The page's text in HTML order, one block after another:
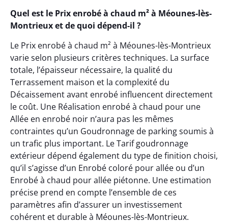
Quel est le Prix enrobé à chaud m² à Méounes-lès-
Montrieux et de quoi dépend-il ?
Le Prix enrobé à chaud m² à Méounes-lès-Montrieux
varie selon plusieurs critères techniques. La surface
totale, l’épaisseur nécessaire, la qualité du
Terrassement maison et la complexité du
Décaissement avant enrobé influencent directement
le coût. Une Réalisation enrobé à chaud pour une
Allée en enrobé noir n’aura pas les mêmes
contraintes qu’un Goudronnage de parking soumis à
un trafic plus important. Le Tarif goudronnage
extérieur dépend également du type de finition choisi,
qu’il s’agisse d’un Enrobé coloré pour allée ou d’un
Enrobé à chaud pour allée piétonne. Une estimation
précise prend en compte l’ensemble de ces
paramètres afin d’assurer un investissement
cohérent et durable à Méounes-lès-Montrieux.